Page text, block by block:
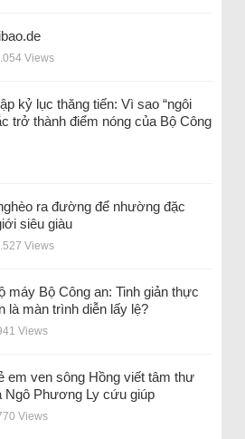
Views
kỷ lục thăng tiến: Vì sao “ngôi
trở thành điểm nóng của Bộ Công
ra đường để nhường đặc
siêu giàu
Views
máy Bộ Công an: Tinh giản thực
là màn trình diễn lấy lệ?
Views
em ven sông Hồng viết tâm thư
Ngô Phương Ly cứu giúp
Views